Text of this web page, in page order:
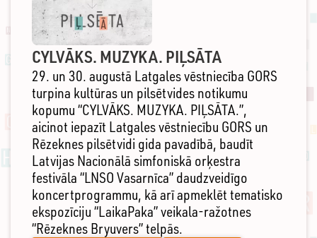
CYLVĀKS. MUZYKA. PIĻSĀTA
29. un 30. augustā Latgales vēstniecība GORS
turpina kultūras un pilsētvides notikumu
kopumu “CYLVĀKS. MUZYKA. PIĻSĀTA.”,
aicinot iepazīt Latgales vēstniecību GORS un
Rēzeknes pilsētvidi gida pavadībā, baudīt
Latvijas Nacionālā simfoniskā orķestra
festivāla “LNSO Vasarnīca” daudzveidīgo
koncertprogrammu, kā arī apmeklēt tematisko
ekspozīciju “LaikaPaka” veikala-ražotnes
“Rēzeknes Bryuvers” telpās.